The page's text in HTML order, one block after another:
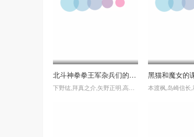
北斗神拳拳王军杂兵们的挽歌
下野纮,拜真之介,矢野正明,高桥伸也
黑猫和魔女的